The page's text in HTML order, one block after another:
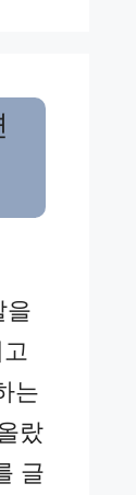
을
는
랐
글